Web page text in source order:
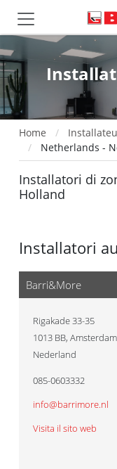
Home
Netherlands -
Installatori di
Holland
Installatori
Barri&More
Rigakade 33-35
1013 BB, Amsterdam
Nederland
085-0603332
info@barrimore.nl
Visita il sito web